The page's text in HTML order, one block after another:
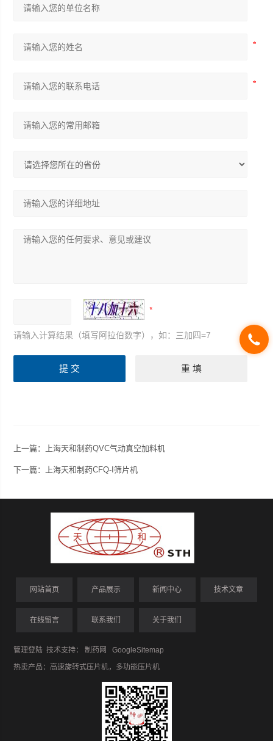
请输入计算结果（填写阿拉伯数字），如：三加四=7
上一篇： 上海天和制药QVC气动真空加料机
下一篇： 上海天和制药CFQ-I筛片机
网站首页 产品展示 新闻中心 技术文章
在线留言 联系我们 关于我们
管理登陆 技术支持：制药网
GoogleSitemap
热卖产品： 高速旋转式压片机， 多功能压片机